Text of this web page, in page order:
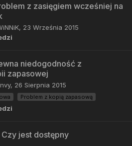
z zasięgiem wcześniej na
, 23 Września 2015
niedogodność z
zapasowej
, 26 Sierpnia 2015
Problem z kopią zapasową
jest dostępny